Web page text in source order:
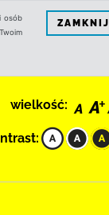
osób
ZAMKNIJ
wielkość: